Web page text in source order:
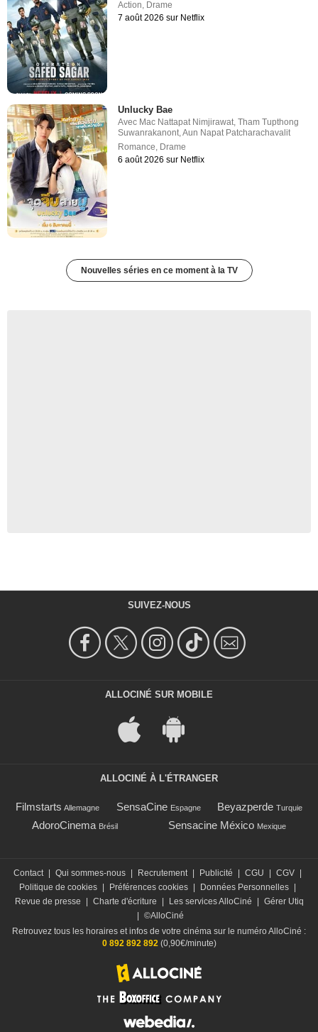
Action Drame
7 août 2026 sur Netflix
Unlucky Bae
Avec Mac Nattapat Nimjirawat,Tham Tupthong
Suwanrakanont,Aun Napat Patcharachavalit
Romance, Drame
6 août 2026 sur Netflix
Nouvelles séries en ce moment à la TV
SUIVEZ-NOUS
ALLOCINÉ SUR MOBILE
ALLOCINÉ À L'ÉTRANGER
Filmstarts Allemagne SensaCine Espagne Beyazperde Turquie
AdoroCinema Brésil Sensacine México Mexique
Contact Qui sommes-nous Recrutement Publicité CGU CGV
Politique de cookies
Préférences cookies Données Personnelles
Revue de presse
Charte d'écriture Les services AlloCiné
Gérer Utiq
©AlloCiné
Retrouvez tous les horaires et infos de votre cinéma sur le numéro AlloCiné :
0 892 892 892(0,90€/minute)